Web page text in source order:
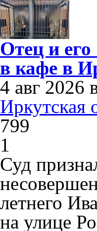
Отец и
в кафе в
4 авг 2026
Иркутская
799
1
Суд
летнего
на улице